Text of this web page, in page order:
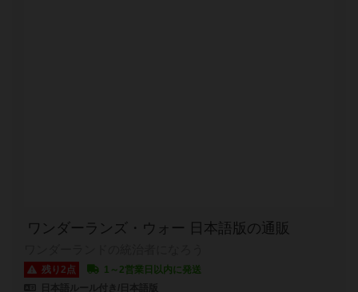
ワンダーランズ・ウォー 日本語版の通販
残り2点
1～2営業日以内に発送